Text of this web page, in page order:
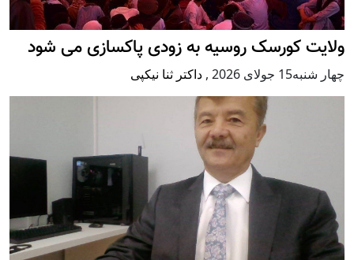
ولایت کورسک روسیه به زودی پاکسازی می شود
چهار شنبه15 جولای 2026 , داکتر ثنا نیکپی